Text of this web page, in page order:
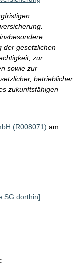
der gesetzlichen
zur
sowie zur
betrieblicher
zukunftsfähigen
(R008071) am
SG dorthin]